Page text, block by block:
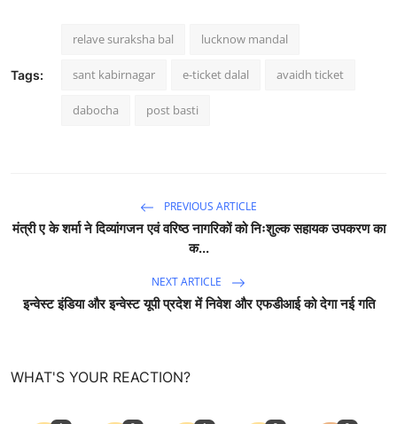
Tags:
relave suraksha bal lucknow mandal
sant kabirnagar e-ticket dalal avaidh ticket
dabocha post basti
PREVIOUS ARTICLE
मंत्री ए के शर्मा ने दिव्यांगजन एवं वरिष्ठ नागरिकों को निःशुल्क सहायक उपकरण का
क...
NEXT ARTICLE
इन्वेस्ट इंडिया और इन्वेस्ट यूपी प्रदेश में निवेश और एफडीआई को देगा नई गति
WHAT'S YOUR REACTION?